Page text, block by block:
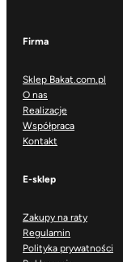
Firma
Sklep Bakat.com.pl
O nas
Realizacje
Współpraca
Kontakt
E-sklep
Zakupy na raty
Regulamin
Polityka prywatności